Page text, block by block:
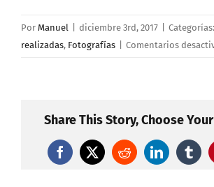
Por Manuel diciembre 3rd, 2017 Categorías:
realizadas, Fotografías Comentarios
Share This Story, Choose
Facebook
X RedditLinkedIn